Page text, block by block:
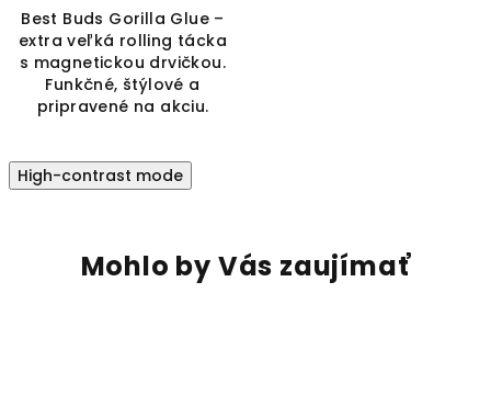
Best Buds Gorilla Glue –
extra veľká rolling tácka
s magnetickou drvičkou.
Funkčné, štýlové a
pripravené na akciu.
High-contrast mode
Mohlo by Vás zaujímať